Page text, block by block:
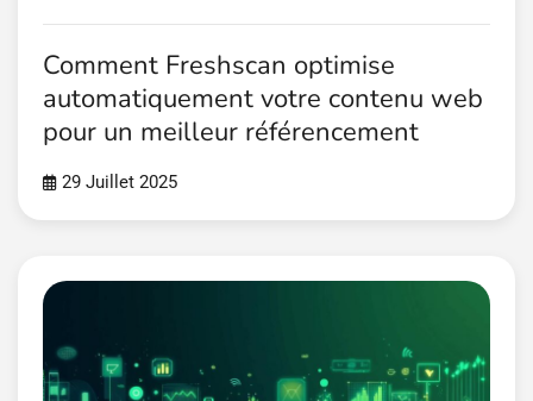
Comment Freshscan optimise
automatiquement votre contenu web
pour un meilleur référencement
29 Juillet 2025